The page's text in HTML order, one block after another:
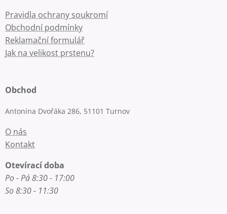
Pravidla ochrany soukromí
Obchodní podmínky
Reklamační formulář
Jak na velikost prstenu?
Obchod
Antonína Dvořáka 286, 51101 Turnov
O nás
Kontakt
Otevírací doba
Po - Pá 8:30 - 17:00
So 8:30 - 11:30